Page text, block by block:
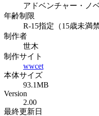
アドベンチャー・ノ
年齢制限
R-15指定（15歳未満禁
制作者
世木
制作サイト
wwcet
本体サイズ
93.1MB
Version
2.00
最終更新日